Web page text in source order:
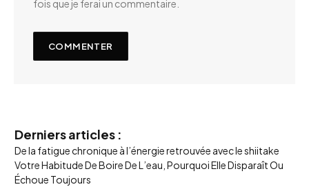
fois que je ferai un commentaire.
Derniers articles :
De la fatigue chronique à l’énergie retrouvée avec le shiitake
Votre Habitude De Boire De L’eau, Pourquoi Elle Disparaît Ou
Échoue Toujours